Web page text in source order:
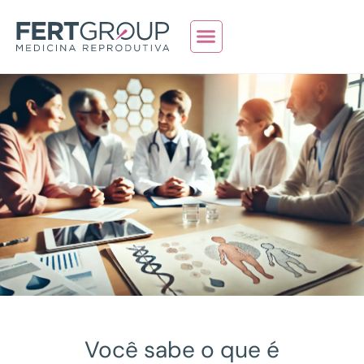
Você sabe o que é